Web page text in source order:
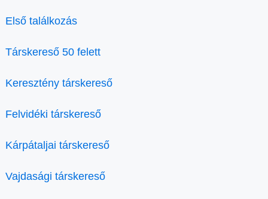
Első találkozás
Társkereső 50 felett
Keresztény társkereső
Felvidéki társkereső
Kárpátaljai társkereső
Vajdasági társkereső